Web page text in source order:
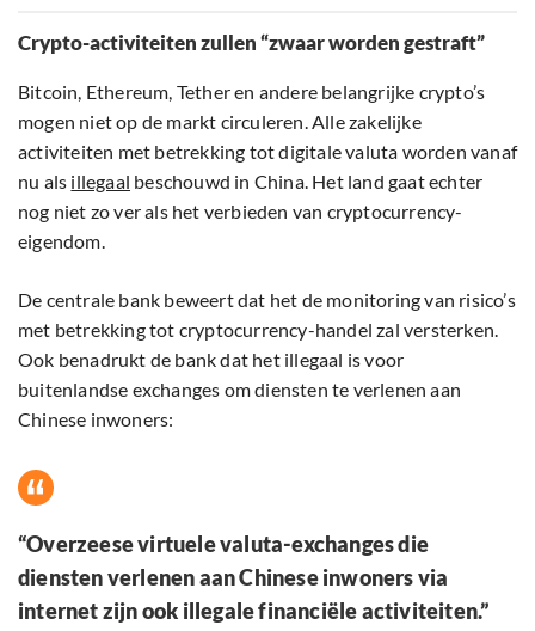
Crypto-activiteiten zullen “zwaar worden gestraft”
Bitcoin, Ethereum, Tether en andere belangrijke crypto’s
mogen niet op de markt circuleren. Alle zakelijke
activiteiten met betrekking tot digitale valuta worden vanaf
nu als illegaal beschouwd in China. Het land gaat echter
nog niet zo ver als het verbieden van cryptocurrency-
eigendom.
De centrale bank beweert dat het de monitoring van risico’s
met betrekking tot cryptocurrency-handel zal versterken.
Ook benadrukt de bank dat het illegaal is voor
buitenlandse exchanges om diensten te verlenen aan
Chinese inwoners:
“Overzeese virtuele valuta-exchanges die
diensten verlenen aan Chinese inwoners via
internet zijn ook illegale financiële activiteiten.”